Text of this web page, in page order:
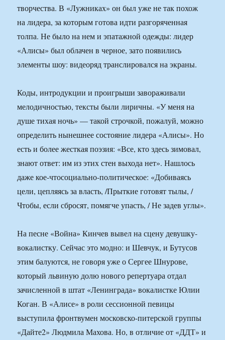
творчества. В «Лужниках» он был уже не так похож
на лидера, за которым готова идти разгоряченная
толпа. Не было на нем и эпатажной одежды: лидер
«Алисы» был облачен в черное, зато появились
элементы шоу: видеоряд транслировался на экраны.
Коды, интродукции и проигрыши завораживали
мелодичностью, тексты были лиричны. «У меня на
душе тихая ночь» — такой строчкой, пожалуй, можно
определить нынешнее состояние лидера «Алисы». Но
есть и более жесткая поэзия: «Все, кто здесь зимовал,
знают ответ: им из этих стен выхода нет». Нашлось
даже кое-чтосоциально-политическое: «Добиваясь
цели, цепляясь за власть, /Прыткие готовят тылы, /
Чтобы, если сбросят, помягче упасть, / Не задев углы».
На песне «Война» Кинчев вывел на сцену девушку-
вокалистку. Сейчас это модно: и Шевчук, и Бутусов
этим балуются, не говоря уже о Сергее Шнурове,
который львиную долю нового репертуара отдал
зачисленной в штат «Ленинграда» вокалистке Юлии
Коган. В «Алисе» в роли сессионной певицы
выступила фронтвумен московско-питерской группы
«Дайте2» Людмила Махова. Но, в отличие от «ДДТ» и